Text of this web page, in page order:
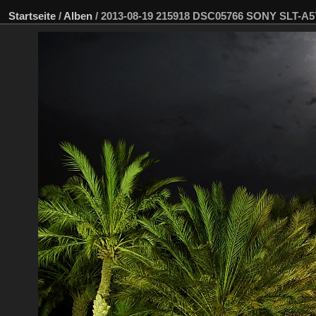
Startseite / Alben / 2013-08-19 215918 DSC05766 SONY SLT-